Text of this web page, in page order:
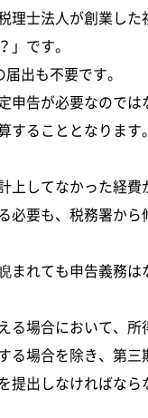
士法人が創業した
です。
出も不要です。
告が必要なので
ることとなります。
してなかった経費
要も、税務署か
まれても申告義務は
場合において、
場合を除き、第
出しなければなら